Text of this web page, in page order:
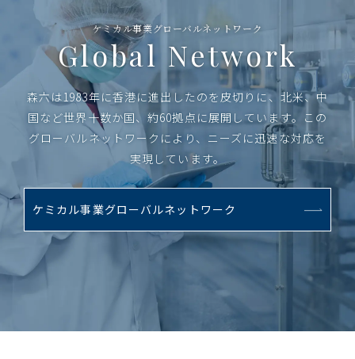
ケミカル事業グローバルネットワーク
Global Network
森六は1983年に香港に進出したのを皮切りに、北米、中
国など世界十数か国、約60拠点に展開しています。 この
グローバルネットワークにより、ニーズに迅速な対応を
実現しています。
ケミカル事業グローバルネットワーク